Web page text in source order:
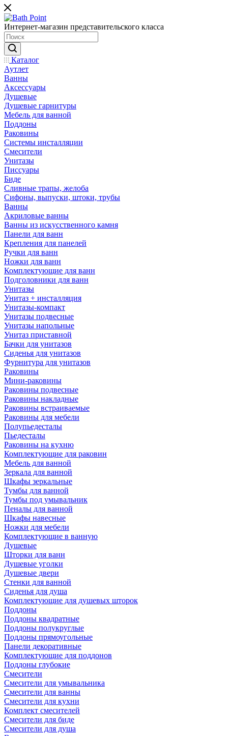
Интернет-магазин представительского класса
Каталог
Аутлет
Ванны
Аксессуары
Душевые
Душевые гарнитуры
Мебель для ванной
Поддоны
Раковины
Системы инсталляции
Смесители
Унитазы
Писсуары
Биде
Сливные трапы, желоба
Сифоны, выпуски, штоки, трубы
Ванны
Акриловые ванны
Ванны из искусственного камня
Панели для ванн
Крепления для панелей
Ручки для ванн
Ножки для ванн
Комплектующие для ванн
Подголовники для ванн
Унитазы
Унитаз + инсталляция
Унитазы-компакт
Унитазы подвесные
Унитазы напольные
Унитаз приставной
Бачки для унитазов
Сиденья для унитазов
Фурнитура для унитазов
Раковины
Мини-раковины
Раковины подвесные
Раковины накладные
Раковины встраиваемые
Раковины для мебели
Полупьедесталы
Пьедесталы
Раковины на кухню
Комплектующие для раковин
Мебель для ванной
Зеркала для ванной
Шкафы зеркальные
Тумбы для ванной
Тумбы под умывальник
Пеналы для ванной
Шкафы навесные
Ножки для мебели
Комплектующие в ванную
Душевые
Шторки для ванн
Душевые уголки
Душевые двери
Стенки для ванной
Сиденья для душа
Комплектующие для душевых шторок
Поддоны
Поддоны квадратные
Поддоны полукруглые
Поддоны прямоугольные
Панели декоративные
Комплектующие для поддонов
Поддоны глубокие
Смесители
Смесители для умывальника
Смесители для ванны
Смесители для кухни
Комплект смесителей
Смесители для биде
Смесители для душа